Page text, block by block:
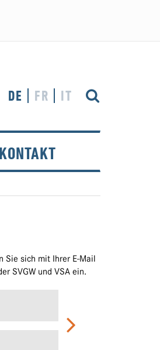
DE FR IT
KONTAKT
Sie sich mit Ihrer E-Mail
SVGW und VSA ein.